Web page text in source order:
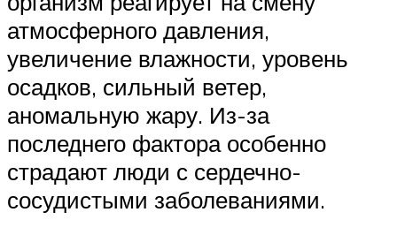
атмосферного давления,
увеличение влажности, уровень
осадков, сильный ветер,
аномальную жару. Из-за
последнего фактора особенно
страдают люди с сердечно-
сосудистыми заболеваниями.